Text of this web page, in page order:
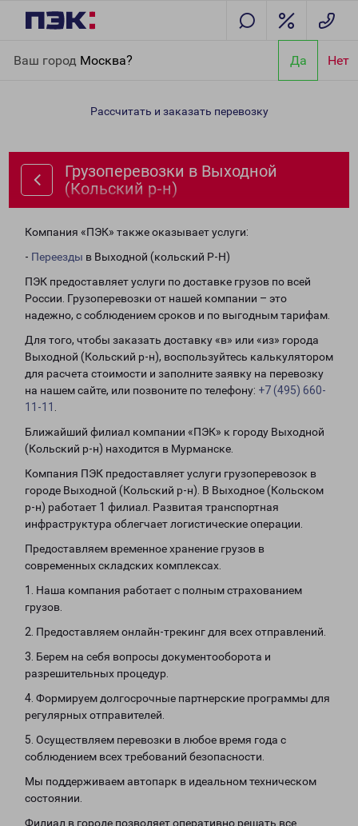
Ваш город Москва? Да Нет
р-н)
Рассчитать и заказать перевозку
Грузоперевозки в Выходной
(Кольский р-н)
Компания «ПЭК» также оказывает услуги:
- Переезды в Выходной (кольский Р-Н)
ПЭК предоставляет услуги по доставке грузов по всей
России. Грузоперевозки от нашей компании – это
надежно, с соблюдением сроков и по выгодным тарифам.
Для того, чтобы заказать доставку «в» или «из» города
Выходной (Кольский р-н), воспользуйтесь калькулятором
для расчета стоимости и заполните заявку на перевозку
на нашем сайте, или позвоните по телефону: +7 (495) 660-
11-11
Ближайший филиал компании «ПЭК» к городу Выходной
(Кольский р-н) находится в Мурманске.
Компания ПЭК предоставляет услуги грузоперевозок в
городе Выходной (Кольский р-н). В Выходное (Кольском
р-н) работает 1 филиал. Развитая транспортная
инфраструктура облегчает логистические операции.
Предоставляем временное хранение грузов в
современных складских комплексах.
1. Наша компания работает с полным страхованием
грузов.
2. Предоставляем онлайн-трекинг для всех отправлений.
3. Берем на себя вопросы документооборота и
разрешительных процедур.
4. Формируем долгосрочные партнерские программы для
регулярных отправителей.
5. Осуществляем перевозки в любое время года с
соблюдением всех требований безопасности.
Мы поддерживаем автопарк в идеальном техническом
состоянии.
Филиал в городе позволяет оперативно решать все